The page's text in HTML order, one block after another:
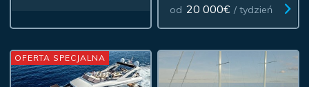
od 20 000€ / tydzień
OFERTA SPECJALNA